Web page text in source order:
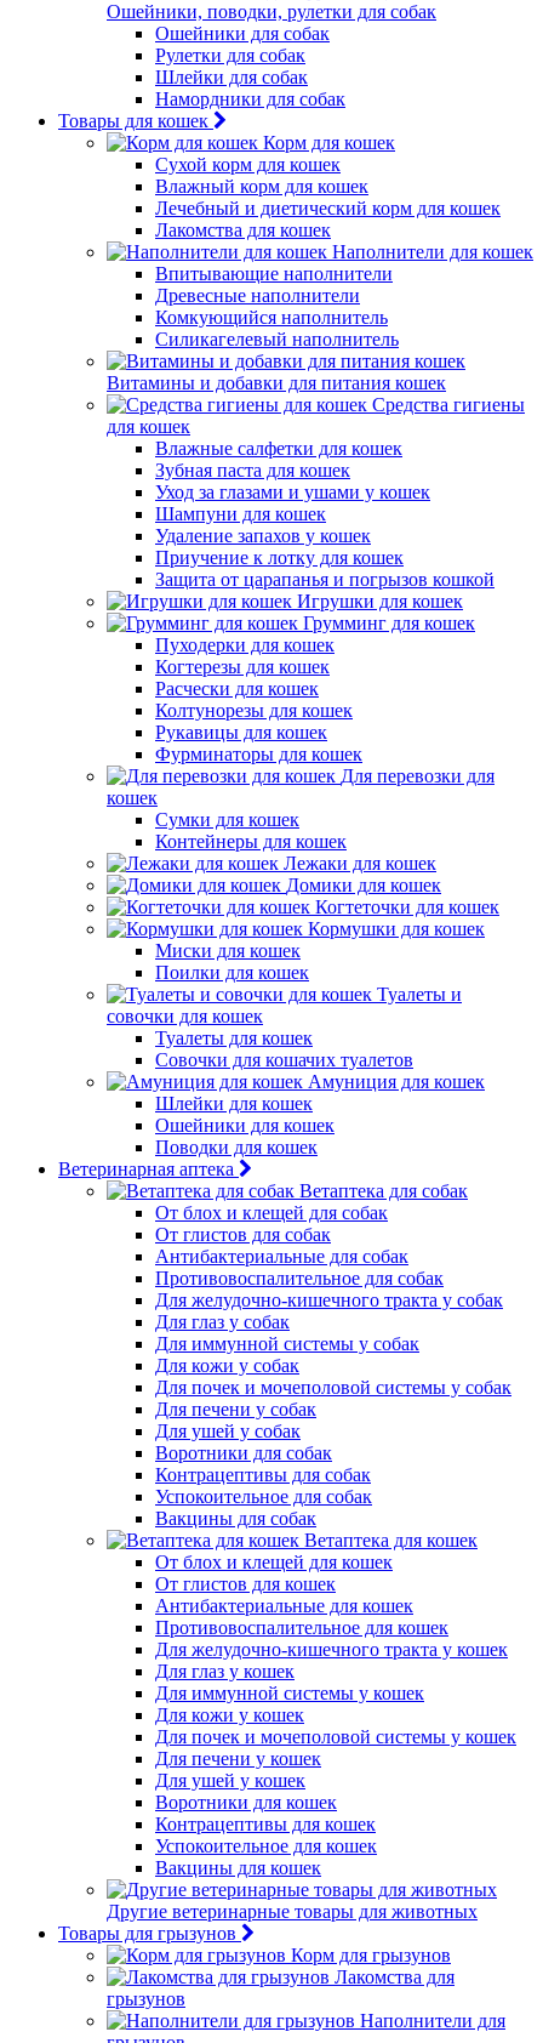
Ошейники, поводки, рулетки для собак
Ошейники для собак
Рулетки для собак
Шлейки для собак
Намордники для собак
Товары для кошек
Корм для кошек
Сухой корм для кошек
Влажный корм для кошек
Лечебный и диетический корм для кошек
Лакомства для кошек
Наполнители для кошек
Впитывающие наполнители
Древесные наполнители
Комкующийся наполнитель
Силикагелевый наполнитель
Витамины и добавки для питания кошек
Средства гигиены
для кошек
Влажные салфетки для кошек
Зубная паста для кошек
Уход за глазами и ушами у кошек
Шампуни для кошек
Удаление запахов у кошек
Приучение к лотку для кошек
Защита от царапанья и погрызов кошкой
Игрушки для кошек
Грумминг для кошек
Пуходерки для кошек
Когтерезы для кошек
Расчески для кошек
Колтунорезы для кошек
Рукавицы для кошек
Фурминаторы для кошек
Для перевозки для
кошек
Сумки для кошек
Контейнеры для кошек
Лежаки для кошек
Домики для кошек
Когтеточки для кошек
Кормушки для кошек
Миски для кошек
Поилки для кошек
Туалеты и
совочки для кошек
Туалеты для кошек
Совочки для кошачих туалетов
Амуниция для кошек
Шлейки для кошек
Ошейники для кошек
Поводки для кошек
Ветеринарная аптека
Ветаптека для собак
От блох и клещей для собак
От глистов для собак
Антибактериальные для собак
Противовоспалительное для собак
Для желудочно-кишечного тракта у собак
Для глаз у собак
Для иммунной системы у собак
Для кожи у собак
Для почек и мочеполовой системы у собак
Для печени у собак
Для ушей у собак
Воротники для собак
Контрацептивы для собак
Успокоительное для собак
Вакцины для собак
Ветаптека для кошек
От блох и клещей для кошек
От глистов для кошек
Антибактериальные для кошек
Противовоспалительное для кошек
Для желудочно-кишечного тракта у кошек
Для глаз у кошек
Для иммунной системы у кошек
Для кожи у кошек
Для почек и мочеполовой системы у кошек
Для печени у кошек
Для ушей у кошек
Воротники для кошек
Контрацептивы для кошек
Успокоительное для кошек
Вакцины для кошек
Другие ветеринарные товары для животных
Товары для грызунов
Корм для грызунов
Лакомства для
грызунов
Наполнители для